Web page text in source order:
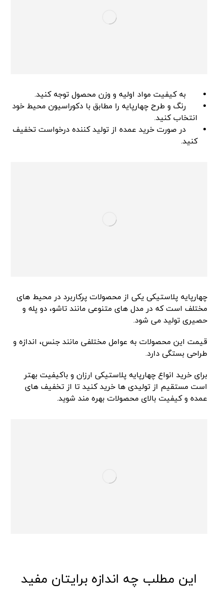
به کیفیت مواد اولیه و وزن محصول توجه کنید.
رنگ و طرح چهارپایه را مطابق با دکوراسیون محیط خود
انتخاب کنید.
در صورت خرید عمده از تولید کننده درخواست تخفیف
کنید.
چهارپایه پلاستیکی یکی از محصولات پرکاربرد در محیط های
مختلف است که در مدل های متنوعی مانند تاشو، دو پله و
حصیری تولید می شود.
قیمت این محصولات به عوامل مختلفی مانند جنس، اندازه و
طراحی بستگی دارد.
برای خرید انواع چهارپایه پلاستیکی ارزان و باکیفیت بهتر
است مستقیم از تولیدی ها خرید کنید تا از تخفیف های
عمده و کیفیت بالای محصولات بهره مند شوید.
این مطلب چه اندازه برایتان مفید